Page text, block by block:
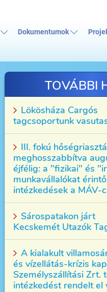
Dokumentumok
TOVÁBBI
Lökösháza Cargós
tagcsoportunk
III. fokú
meghosszabbítva
éjfélig: a "fizikai" és
munkavállalókat
intézkedések a MÁV-
Sárospatakon járt
Kecskemét Utazók
A kialakult
és vízellátás-krízis
Személyszállítási Zrt.
intézkedést rendelt el